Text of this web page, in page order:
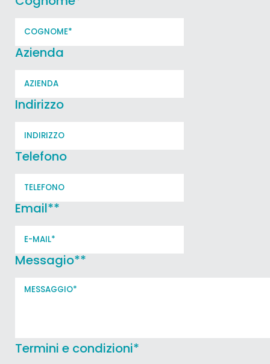
Azienda
Indirizzo
Telefono
Email**
Messagio**
Termini e condizioni*